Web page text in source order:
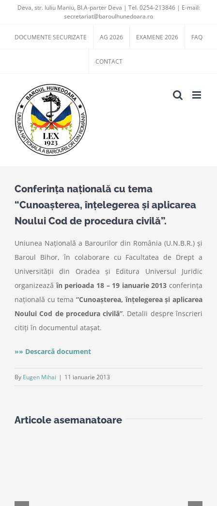
content
Deva, str. Iuliu Maniu, Bl.A-parter Deva | Tel. 0254-213846 | E-mail:
secretariat@baroulhunedoara.ro
DOCUMENTE SECURIZATE AG 2026 EXAMENE 2026 FAQ
CONTACT
Conferinţa naţională cu tema
“Cunoaşterea, înţelegerea şi aplicarea
Noului Cod de procedura civilă”.
Uniunea Naţională a Barourilor din România (U.N.B.R.) şi
Baroul Bihor, în colaborare cu Facultatea de Drept a
Universităţii din Oradea şi Editura Universul Juridic
organizeazăîn perioada 18 – 19 ianuarie 2013 conferinţa
naţională cu tema “Cunoaşterea, înţelegerea şi aplicarea
Noului Cod de procedura civilă”. Detalii despre înscrieri
citiți în documentul atașat.
»» Descarcă document
By Eugen Mihai | 11 ianuarie 2013
Articole asemanatoare